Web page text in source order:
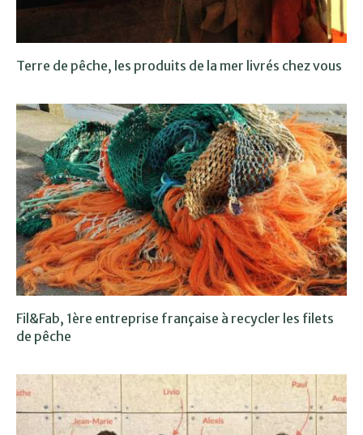
Terre de pêche, les produits de la mer livrés chez vous
Fil&Fab, 1ère entreprise française à recycler les filets
de pêche